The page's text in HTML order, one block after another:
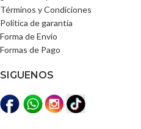
Términos y Condiciones
Política de garantía
Forma de Envío
Formas de Pago
SIGUENOS